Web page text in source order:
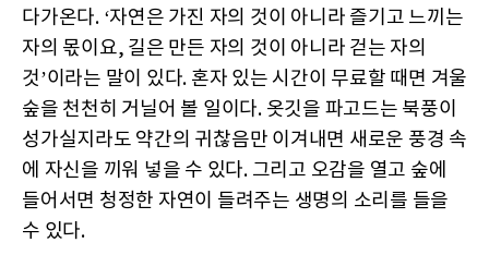
다가온다. ‘자연은 가진 자의 것이 아니라 즐기고 느끼는
자의 몫이요, 길은 만든 자의 것이 아니라 걷는 자의
것’이라는 말이 있다. 혼자 있는 시간이 무료할 때면 겨울
숲을 천천히 거닐어 볼 일이다. 옷깃을 파고드는 북풍이
성가실지라도 약간의 귀찮음만 이겨내면 새로운 풍경 속
에 자신을 끼워 넣을 수 있다. 그리고 오감을 열고 숲에
들어서면 청정한 자연이 들려주는 생명의 소리를 들을
수 있다.